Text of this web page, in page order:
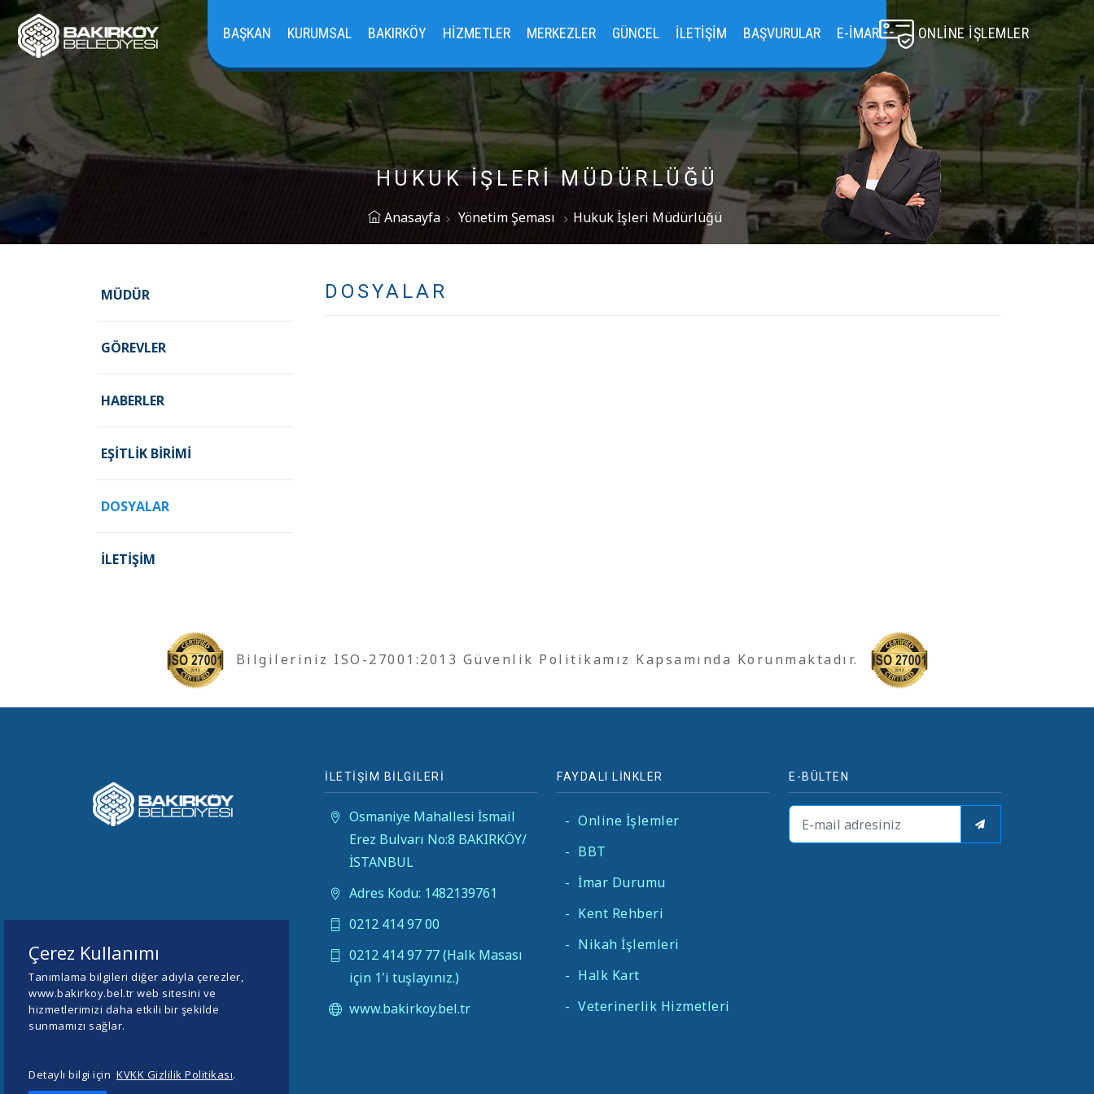
BAŞKAN KURUMSAL BAKIRKÖY HIZMETLER MERKEZLER GÜNCEL İLETIŞIM BAŞVURULAR E-İMAR ONLINE İŞLEMLER
HUKUK İŞLERI MÜDÜRLÜĞÜ
Anasayfa Yönetim Şeması Hukuk İşleri Müdürlüğü
MÜDÜR
GÖREVLER
HABERLER
EŞITLIK BIRIMI
DOSYALAR
İLETIŞIM
DOSYALAR
Bilgileriniz ISO-27001:2013 Güvenlik Politikamız Kapsamında Korunmaktadır.
İLETİŞİM BİLGİLERİ
Osmaniye Mahallesi İsmail
Erez Bulvarı No:8 BAKIRKÖY/
İSTANBUL
Adres Kodu: 1482139761
0212 414 97 00
0212 414 97 77 (Halk Masası
için 1'i tuşlayınız.)
www.bakirkoy.bel.tr
FAYDALI LİNKLER
- Online İşlemler
- BBT
- İmar Durumu
- Kent Rehberi
- Nikah İşlemleri
- Halk Kart
- Veterinerlik Hizmetleri
E-BÜLTEN
Çerez Kullanımı
Tanımlama bilgileri diğer adıyla çerezler,
www.bakirkoy.bel.tr web sitesini ve
hizmetlerimizi daha etkili bir şekilde
sunmamızı sağlar.
Detaylı bilgi için KVKK Gizlilik Politikası.